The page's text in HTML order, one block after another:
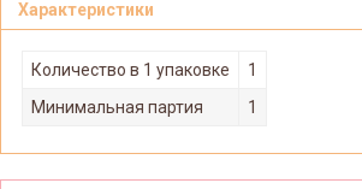
Характеристики
Количество в 1 упаковке
1
Минимальная партия
1